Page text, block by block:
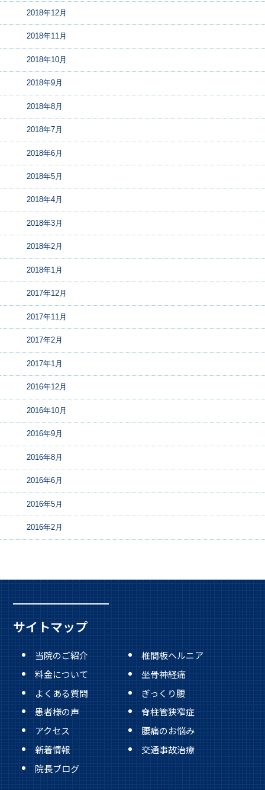
2018年12月
2018年11月
2018年10月
2018年9月
2018年8月
2018年7月
2018年6月
2018年5月
2018年4月
2018年3月
2018年2月
2018年1月
2017年12月
2017年11月
2017年2月
2017年1月
2016年12月
2016年10月
2016年9月
2016年8月
2016年6月
2016年5月
2016年2月
サイトマップ
当院のご紹介
料金について
よくある質問
患者様の声
アクセス
新着情報
椎間板ヘルニア
坐骨神経痛
ぎっくり腰
脊柱管狭窄症
腰痛のお悩み
交通事故治療
院長ブログ